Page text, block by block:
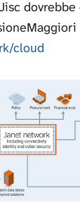
dovrebbe
cloud